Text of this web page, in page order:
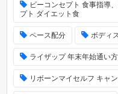
ビーコンセプト 食事指導
プト ダイエット食
ペース配分 ボディ
ライザップ 年末年始通い方
リボーンマイセルフ キャ